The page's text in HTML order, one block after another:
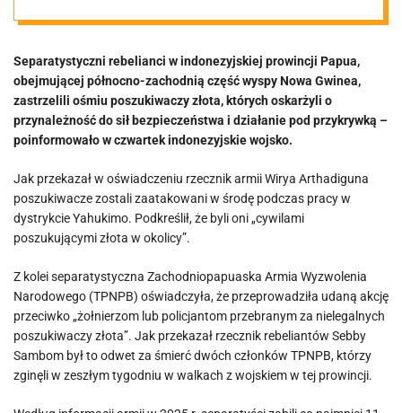
Separatystyczni rebelianci w indonezyjskiej prowincji Papua,
obejmującej północno-zachodnią część wyspy Nowa Gwinea,
zastrzelili ośmiu poszukiwaczy złota, których oskarżyli o
przynależność do sił bezpieczeństwa i działanie pod przykrywką –
poinformowało w czwartek indonezyjskie wojsko.
Jak przekazał w oświadczeniu rzecznik armii Wirya Arthadiguna
poszukiwacze zostali zaatakowani w środę podczas pracy w
dystrykcie Yahukimo. Podkreślił, że byli oni „cywilami
poszukującymi złota w okolicy”.
Z kolei separatystyczna Zachodniopapuaska Armia Wyzwolenia
Narodowego (TPNPB) oświadczyła, że przeprowadziła udaną akcję
przeciwko „żołnierzom lub policjantom przebranym za nielegalnych
poszukiwaczy złota”. Jak przekazał rzecznik rebeliantów Sebby
Sambom był to odwet za śmierć dwóch członków TPNPB, którzy
zginęli w zeszłym tygodniu w walkach z wojskiem w tej prowincji.